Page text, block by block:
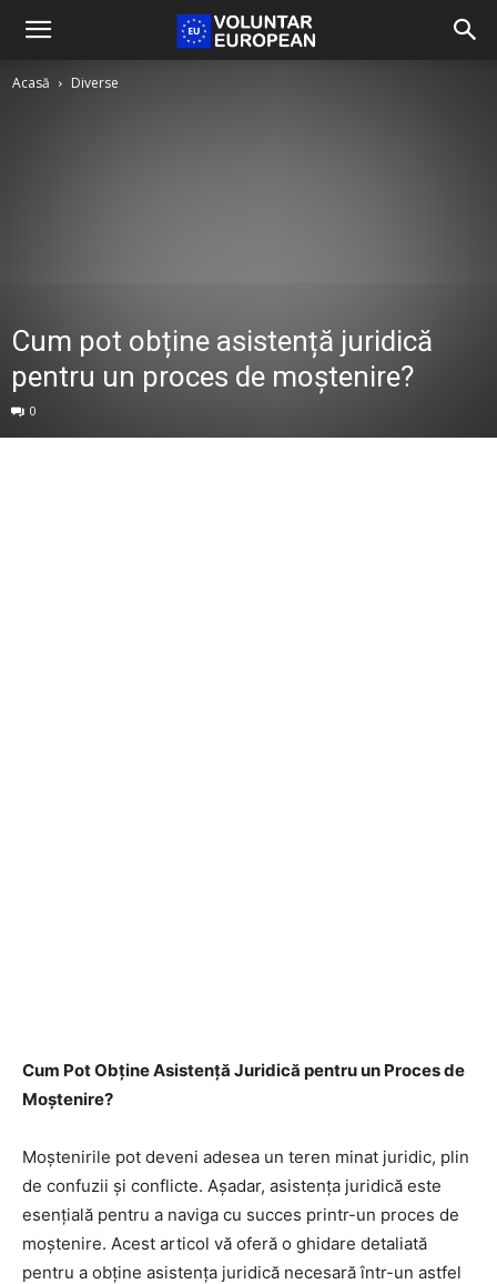
Acasă Diverse
Cum pot obține asistență juridică
pentru un proces de moștenire?
0
Cum Pot Obține Asistență Juridică pentru un Proces de
Moștenire?
Moștenirile pot deveni adesea un teren minat juridic, plin
de confuzii și conflicte. Așadar, asistența juridică este
esențială pentru a naviga cu succes printr-un proces de
moștenire. Acest articol vă oferă o ghidare detaliată
pentru a obține asistența juridică necesară într-un astfel